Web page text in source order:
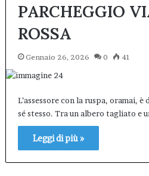
PARCHEGGIO
ROSSA
Gennaio 26, 2026 0 41
L’assessore con la ruspa, oramai,
sé stesso. Tra un albero tagliato e
Leggi di più »